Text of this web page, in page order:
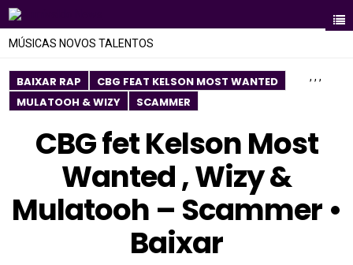
MÚSICAS NOVOS TALENTOS
BAIXAR RAP ,
CBG FEAT KELSON MOST WANTED ,
MULATOOH & WIZY
,
SCAMMER
CBG fet Kelson Most
Wanted , Wizy &
Mulatooh – Scammer •
Baixar